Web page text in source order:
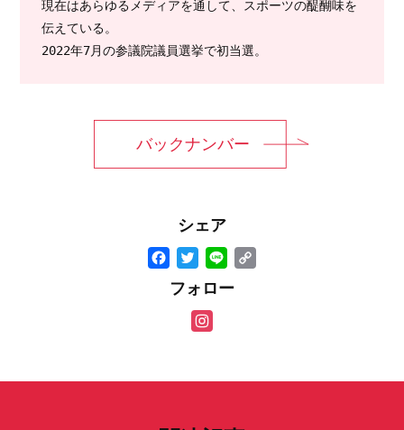
現在はあらゆるメディアを通して、スポーツの醍醐味を
伝えている。
2022年7月の参議院議員選挙で初当選。
バックナンバー
シェア
F
a
b
T
wi
tt
Li
n
Li
フォロー
a